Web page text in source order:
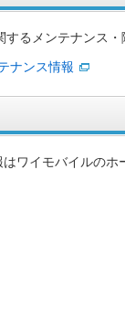
るメンテナンス・
ナンス情報
ワイモバイルのホ